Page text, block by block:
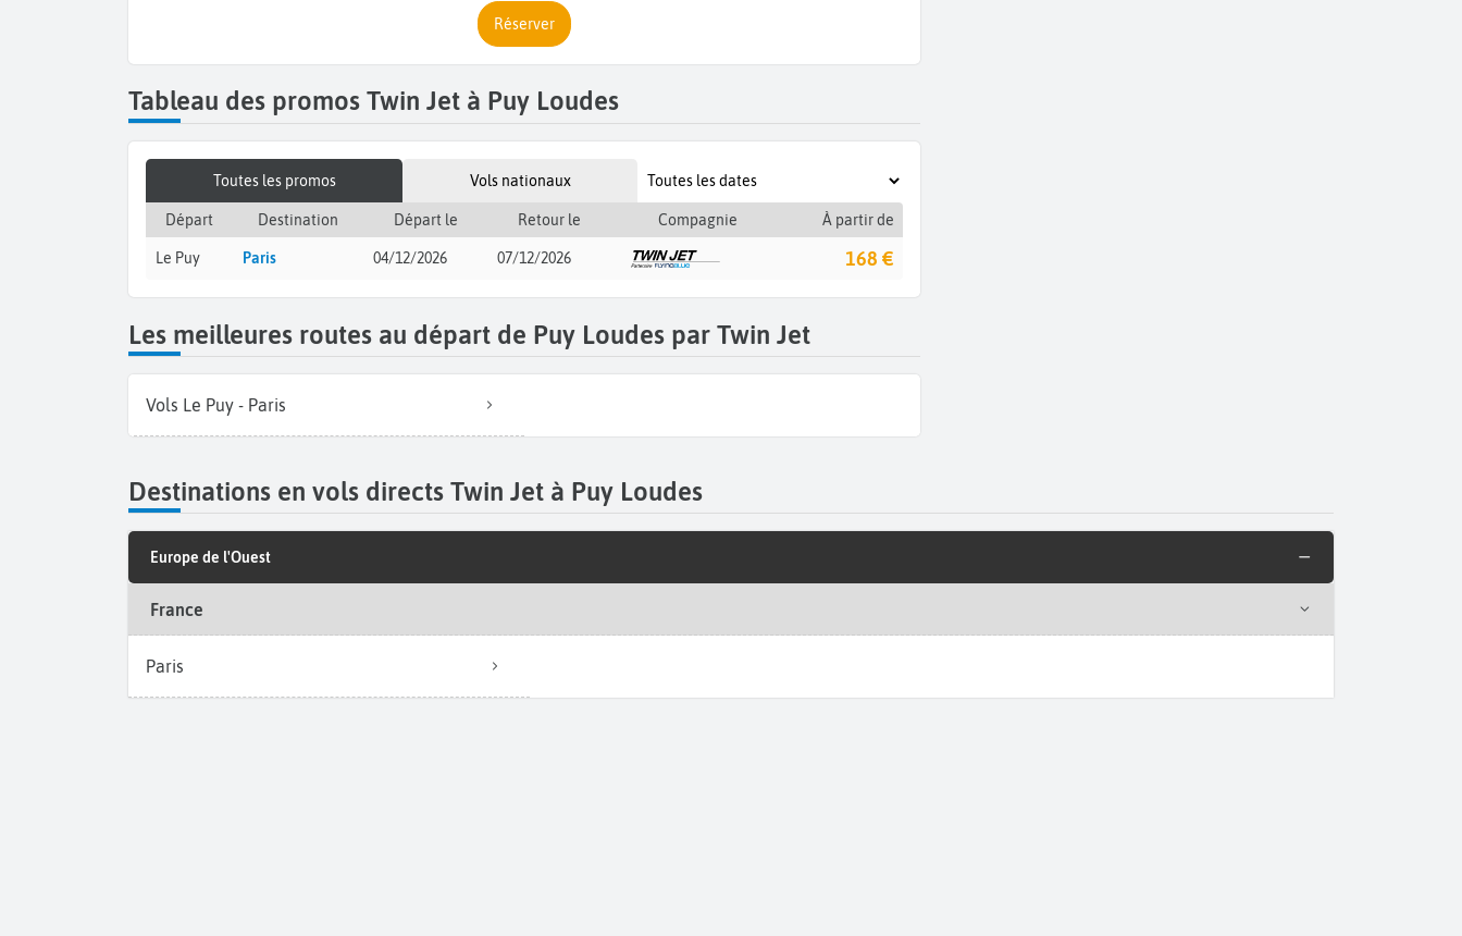
Réserver
Tableau des promos Twin Jet à Puy Loudes
Toutes les promos Vols nationaux
Départ Destination Départ le Retour le Compagnie À partir de
Le Puy Paris 04/12/2026 07/12/2026 168 €
Les meilleures routes au départ de Puy Loudes par Twin Jet
Vols Le Puy - Paris
Destinations en vols directs Twin Jet à Puy Loudes
Europe de l'Ouest
France
Paris